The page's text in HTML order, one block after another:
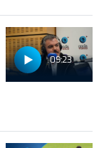
09:23